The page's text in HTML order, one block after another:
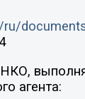
ru/
НКО,
агента: